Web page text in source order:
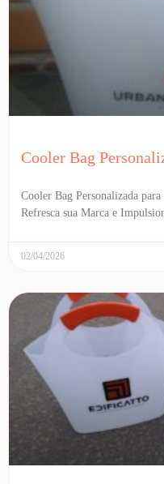
Cooler Bag
Cooler Bag Personalizada
Refresca sua Marca e
02/04/2026